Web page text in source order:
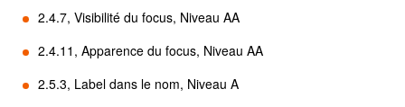
2.4.7, Visibilité du focus, Niveau AA
2.4.11, Apparence du focus, Niveau AA
2.5.3, Label dans le nom, Niveau A